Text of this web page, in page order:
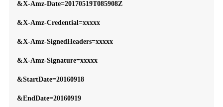
&X-Amz-Date=20170519T085908Z
&X-Amz-Credential=xxxxx
&X-Amz-SignedHeaders=xxxxx
&X-Amz-Signature=xxxxx
&StartDate=20160918
&EndDate=20160919